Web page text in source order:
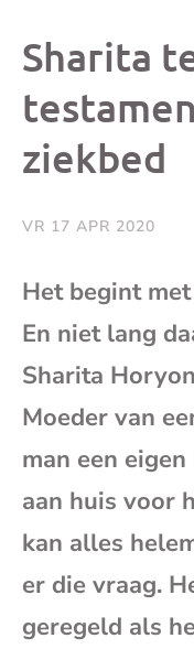
Sharita
ziekbed
VR 17 APR 2020
Het begint
En niet lang
Sharita
Moeder van
man een
aan huis voor
kan alles
er die vraag.
geregeld als